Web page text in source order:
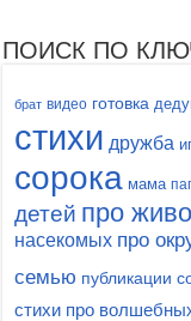
ПОИСК ПО
брат видео готовка
стихи дружба
сорока мама
детей про
насекомых про
семью публикации
стихи про